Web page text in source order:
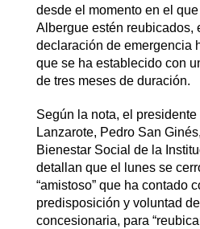
desde el momento en el
Albergue estén reubicados,
declaración de emergencia
que se ha establecido con
de tres meses de duración.
Según la nota, el
Lanzarote, Pedro San
Bienestar Social de la
detallan que el lunes se
“amistoso” que ha contado
predisposición y voluntad
concesionaria, para